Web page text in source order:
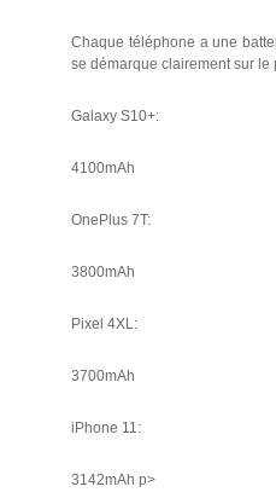
Chaque téléphone a une
se démarque clairement sur le
Galaxy S10+:
4100mAh
OnePlus 7T:
3800mAh
Pixel 4XL:
3700mAh
iPhone 11:
3142mAh p>